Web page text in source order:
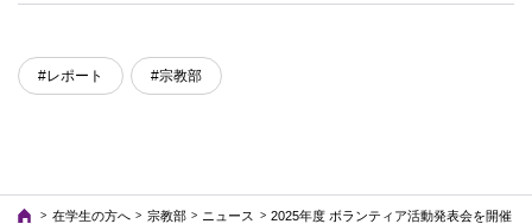
#レポート #宗教部
在学生の方へ 宗教部 ニュース 2025年度 ボランティア活動発表会を開催